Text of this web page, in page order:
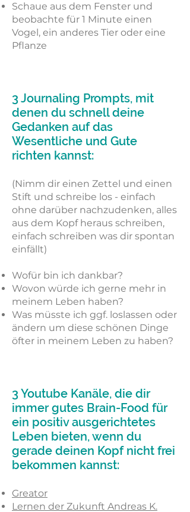
Schaue aus dem Fenster und
beobachte für 1 Minute einen
Vogel, ein anderes Tier oder eine
Pflanze
3 Journaling Prompts, mit
denen du schnell deine
Gedanken auf das
Wesentliche und Gute
richten kannst:
(Nimm dir einen Zettel und einen
Stift und schreibe los - einfach
ohne darüber nachzudenken, alles
aus dem Kopf heraus schreiben,
einfach schreiben was dir spontan
einfällt)
Wofür bin ich dankbar?
Wovon würde ich gerne mehr in
meinem Leben haben?
Was müsste ich ggf. loslassen oder
ändern um diese schönen Dinge
öfter in meinem Leben zu haben?
3 Youtube Kanäle, die dir
immer gutes Brain-Food für
ein positiv ausgerichtetes
Leben bieten, wenn du
gerade deinen Kopf nicht frei
bekommen kannst:
Greator
Lernen der Zukunft Andreas K.